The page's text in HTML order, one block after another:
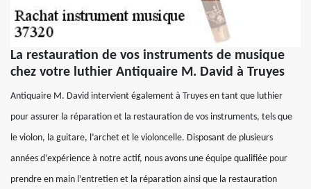
La restauration de vos instruments de musique
chez votre luthier Antiquaire M. David à Truyes
Antiquaire M. David intervient également à Truyes en tant que luthier
pour assurer la réparation et la restauration de vos instruments, tels que
le violon, la guitare, l’archet et le violoncelle. Disposant de plusieurs
années d’expérience à notre actif, nous avons une équipe qualifiée pour
prendre en main l’entretien et la réparation ainsi que la restauration